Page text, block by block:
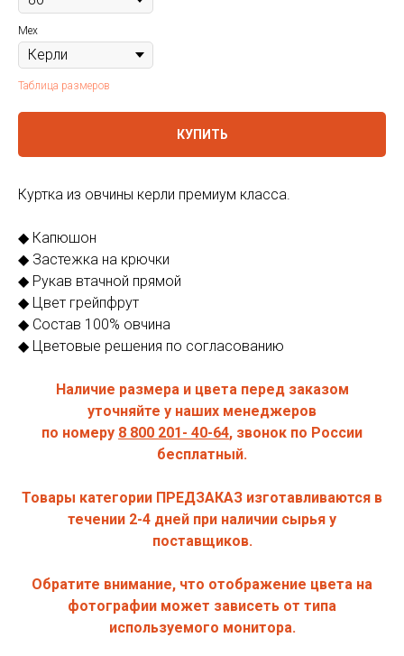
Мех
Таблица размеров
КУПИТЬ
Куртка из овчины керли премиум класса.
◆ Капюшон
◆ Застежка на крючки
◆ Рукав втачной прямой
◆ Цвет грейпфрут
◆ Состав 100% овчина
◆ Цветовые решения по согласованию
Наличие размера и цвета перед заказом
уточняйте у наших менеджеров
по номеру 8 800 20 1 - 40- 64, звонок по России
бесплатный.
Товары категории ПРЕДЗАКАЗ изготавливаются в
течении 2-4 дней при наличии сырья у
поставщиков.
Обратите внимание, что отображение цвета на
фотографии может зависеть от типа
используемого монитора.